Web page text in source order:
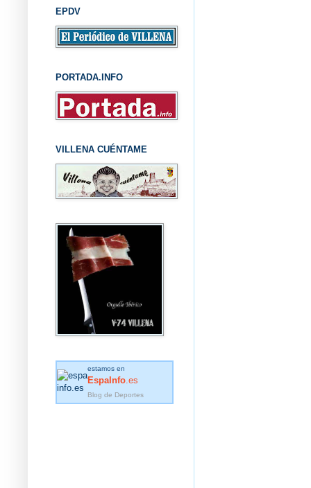
EPDV
PORTADA.INFO
VILLENA CUÉNTAME
estamos en
EspaInfo .es
Blog de Deportes